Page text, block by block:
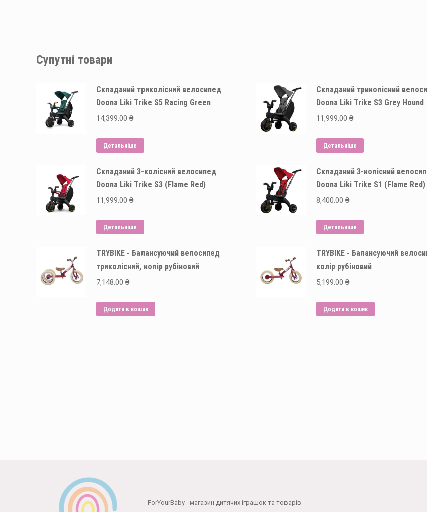
Супутні товари
Складаний триколісний велосипед
Doona Liki Trike S5 Racing Green
14,399.00 ₴
Детальніше
Складаний триколісний
Doona Liki Trike S3 Grey Hound
11,999.00 ₴
Детальніше
Складаний 3-колісний велосипед
Doona Liki Trike S3 (Flame Red)
11,999.00 ₴
Детальніше
Складаний 3-колісний
Doona Liki Trike S1 (Flame Red)
8,400.00 ₴
Детальніше
TRYBIKE - Балансуючий велосипед
триколісний, колір рубіновий
7,148.00 ₴
Додати в кошик
TRYBIKE - Балансуючий
колір рубіновий
5,199.00 ₴
Додати в кошик
ForYourBaby - магазин дитячих іграшок та товарів